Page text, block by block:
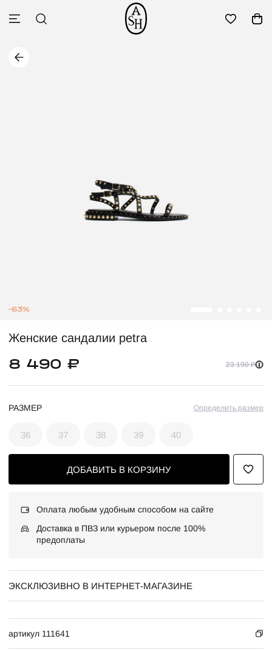
-63%
Женские сандалии petra
8 490 ₽ 23 190 ₽
РАЗМЕР Определить размер
36 37 38 39 40
ДОБАВИТЬ В КОРЗИНУ
Оплата любым удобным способом на сайте
Доставка в ПВЗ или курьером после 100%
предоплаты
ЭКСКЛЮЗИВНО В ИНТЕРНЕТ-МАГАЗИНЕ
артикул 111641